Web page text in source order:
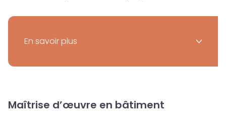
En savoir plus >
Maîtrise d’œuvre en bâtiment